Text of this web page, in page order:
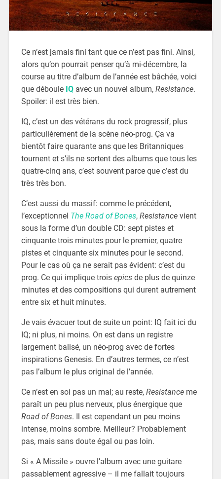
Ce n’est jamais fini tant que ce n’est pas fini. Ainsi,
alors qu’on pourrait penser qu’à mi-décembre, la
course au titre d’album de l’année est bâchée, voici
que déboule IQavec un nouvel album, Resistance.
Spoiler: il est très bien.
IQ, c’est un des vétérans du rock progressif, plus
particulièrement de la scène néo-prog. Ça va
bientôt faire quarante ans que les Britanniques
tournent et s’ils ne sortent des albums que tous les
quatre-cinq ans, c’est souvent parce que c’est du
très très bon.
C’est aussi du massif: comme le précédent,
l’exceptionnel The Road of Bones, Resistancevient
sous la forme d’un double CD: sept pistes et
cinquante trois minutes pour le premier, quatre
pistes et cinquante six minutes pour le second.
Pour le cas où ça ne serait pas évident: c’est du
prog. Ce qui implique trois epicsde plus de quinze
minutes et des compositions qui durent autrement
entre six et huit minutes.
Je vais évacuer tout de suite un point: IQ fait ici du
IQ; ni plus, ni moins. On est dans un registre
largement balisé, un néo-prog avec de fortes
inspirations Genesis. En d’autres termes, ce n’est
pas l’album le plus original de l’année.
Ce n’est en soi pas un mal; au reste, Resistanceme
paraît un peu plus nerveux, plus énergique que
Road of Bones. Il est cependant un peu moins
intense, moins sombre. Meilleur? Probablement
pas, mais sans doute égal ou pas loin.
Si « A Missile » ouvre l’album avec une guitare
passablement agressive – il me fallait toujours